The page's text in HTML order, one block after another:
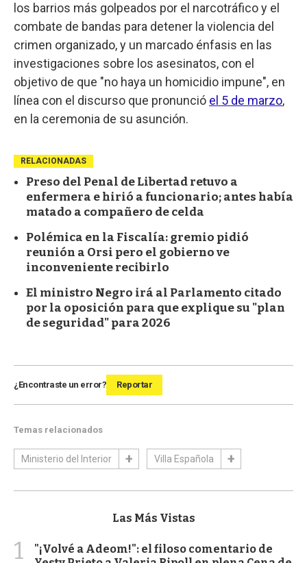
los barrios más golpeados por el narcotráfico y el
combate de bandas para detener la violencia del
crimen organizado, y un marcado énfasis en las
investigaciones sobre los asesinatos, con el
objetivo de que "no haya un homicidio impune", en
línea con el discurso que pronunció el 5 de marzo,
en la ceremonia de su asunción.
RELACIONADAS
Preso del Penal de Libertad retuvo a
enfermera e hirió a funcionario; antes había
matado a compañero de celda
Polémica en la Fiscalía: gremio pidió
reunión a Orsi pero el gobierno ve
inconveniente recibirlo
El ministro Negro irá al Parlamento citado
por la oposición para que explique su "plan
de seguridad" para 2026
¿Encontraste un error? Reportar
Temas relacionados
Ministerio del Interior Villa Española
Las Más Vistas
1
"¡Volvé a Adeom!": el filoso comentario de